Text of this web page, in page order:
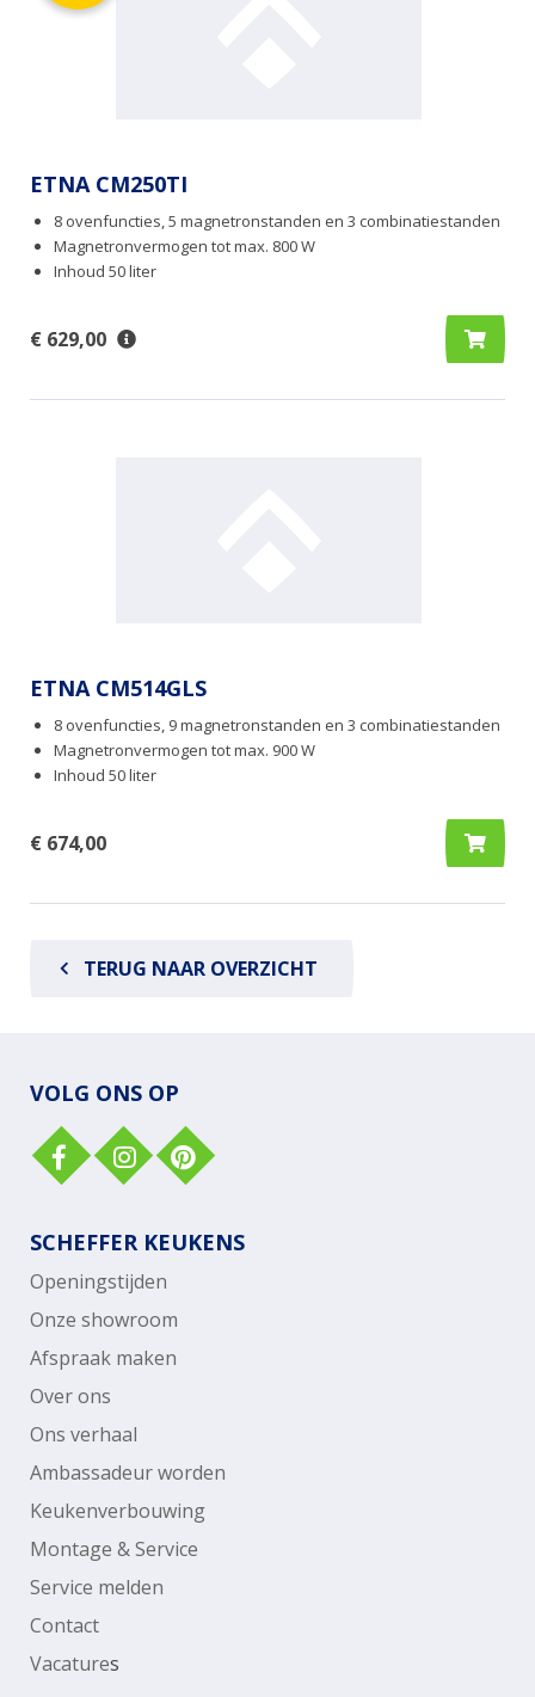
ETNA CM250TI
8 ovenfuncties, 5 magnetronstanden en 3 combinatiestanden
Magnetronvermogen tot max. 800 W
Inhoud 50 liter
€ 629,00
ETNA CM514GLS
8 ovenfuncties, 9 magnetronstanden en 3 combinatiestanden
Magnetronvermogen tot max. 900 W
Inhoud 50 liter
€ 674,00
TERUG NAAR OVERZICHT
VOLG ONS OP
SCHEFFER KEUKENS
Openingstijden
Onze showroom
Afspraak maken
Over ons
Ons verhaal
Ambassadeur worden
Keukenverbouwing
Montage & Service
Service melden
Contact
Vacatures